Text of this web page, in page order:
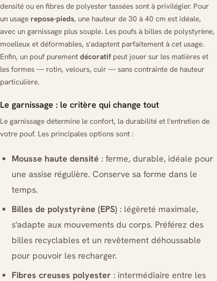
densité ou en fibres de polyester tassées sont à privilégier. Pour
un usage repose-pieds, une hauteur de 30 à 40 cm est idéale,
avec un garnissage plus souple. Les poufs à billes de polystyrène,
moelleux et déformables, s'adaptent parfaitement à cet usage.
Enfin, un pouf purementdécoratifpeut jouer sur les matières et
les formes — rotin, velours, cuir — sans contrainte de hauteur
particulière.
Le garnissage : le critère qui change tout
Le garnissage détermine le confort, la durabilité et l'entretien de
votre pouf. Les principales options sont :
Mousse haute densité : ferme, durable, idéale pour
une assise régulière. Conserve sa forme dans le
temps.
Billes de polystyrène (EPS) : légèreté maximale,
s'adapte aux mouvements du corps. Préférez des
billes recyclables et un revêtement déhoussable
pour pouvoir les recharger.
Fibres creuses polyester : intermédiaire entre les